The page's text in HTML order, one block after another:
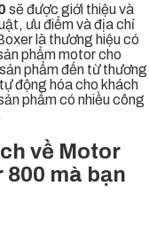
sẽ được giới thiệu và
ưu điểm và địa chỉ
là thương hiệu có
phẩm motor cho
phẩm đến từ thương
động hóa cho khách
phẩm có nhiều công
về Motor
mà bạn